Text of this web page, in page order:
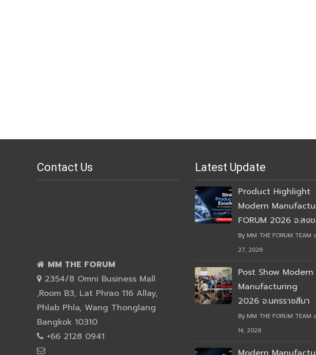
Contact Us
MM THE FORUM
2354/8 Omni Business Mall
,Room B3, Lat Phrao 116 Allay,
Phlab Phla, Wang Thonglang
Bangkok 10310
+66 2128 0941
Latest Update
Product Highlight
Modern
FORUM 2026 จ.สง
By MM THE FORUM TEAM
27, 2026
Post Show Modern
Manufacturing
2026 จ.นครราชสีมา
By MM THE FORUM TEAM
14, 2026